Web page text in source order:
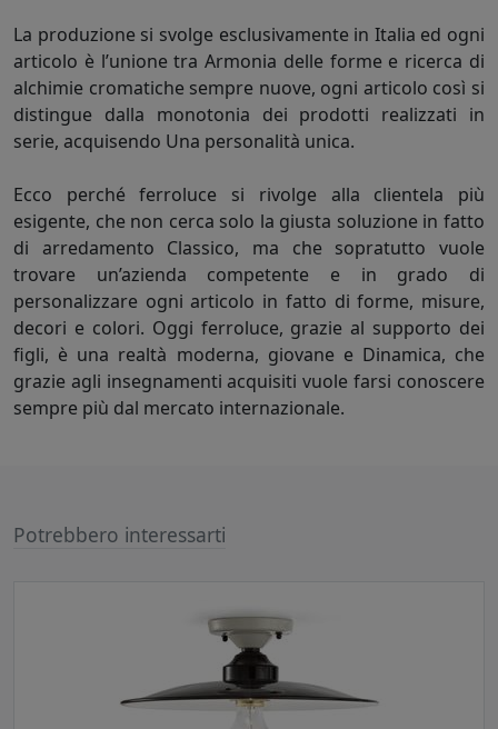
La produzione si svolge esclusivamente in Italia ed ogni
articolo è l’unione tra Armonia delle forme e ricerca di
alchimie cromatiche sempre nuove, ogni articolo così si
distingue dalla monotonia dei prodotti realizzati in
serie, acquisendo Una personalità unica.
Ecco perché ferroluce si rivolge alla clientela più
esigente, che non cerca solo la giusta soluzione in fatto
di arredamento Classico, ma che sopratutto vuole
trovare un’azienda competente e in grado di
personalizzare ogni articolo in fatto di forme, misure,
decori e colori. Oggi ferroluce, grazie al supporto dei
figli, è una realtà moderna, giovane e Dinamica, che
grazie agli insegnamenti acquisiti vuole farsi conoscere
sempre più dal mercato internazionale.
Potrebbero interessarti